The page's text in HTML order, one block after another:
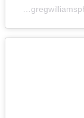
A post shared by Greg Williams (@gregwilliamsphotography)